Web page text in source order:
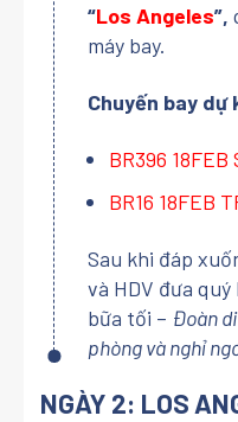
“Los Angeles”,
máy bay.
Chuyến bay dự
BR396 18FEB
BR16 18FEB
Sau khi đáp
và HDV đưa
bữa tối – Đoàn
phòng và nghỉ
NGÀY 2: LOS